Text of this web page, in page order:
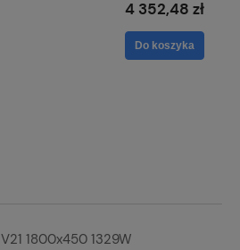
4 352,48 zł
Do koszyka
1800x450 1329W